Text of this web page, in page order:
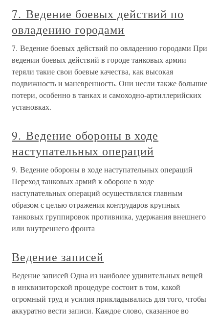
7. Ведение боевых действий по
овладению городами
7. Ведение боевых действий по овладению городами При
ведении боевых действий в городе танковых армии
теряли такие свои боевые качества, как высокая
подвижность и маневренность. Они несли также большие
потери, особенно в танках и самоходно-артиллерийских
установках.
9. Ведение обороны в ходе
наступательных операций
9. Ведение обороны в ходе наступательных операций
Переход танковых армий к обороне в ходе
наступательных операций осуществлялся главным
образом с целью отражения контрударов крупных
танковых группировок противника, удержания внешнего
или внутреннего фронта
Ведение записей
Ведение записей Одна из наиболее удивительных вещей
в инквизиторской процедуре состоит в том, какой
огромный труд и усилия прикладывались для того, чтобы
аккуратно вести записи. Каждое слово, сказанное во